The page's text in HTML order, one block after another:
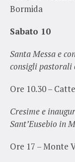
Bormida
Sabato 10
Santa Messa e
consigli
Ore 10.30 –
Cresime e
Sant’Eusebio in
Ore 17 – Monte